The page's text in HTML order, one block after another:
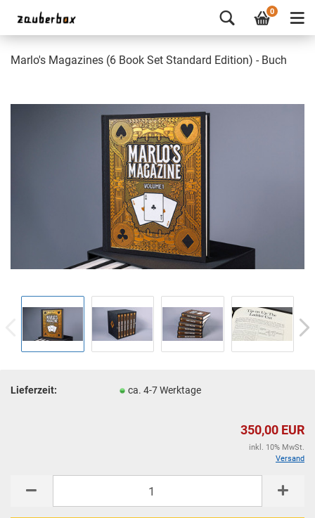
0
Marlo's Magazines (6 Book Set Standard Edition) - Buch
Lieferzeit: ca. 4-7 Werktage
350,00 EUR
inkl. 10% MwSt.
Versand